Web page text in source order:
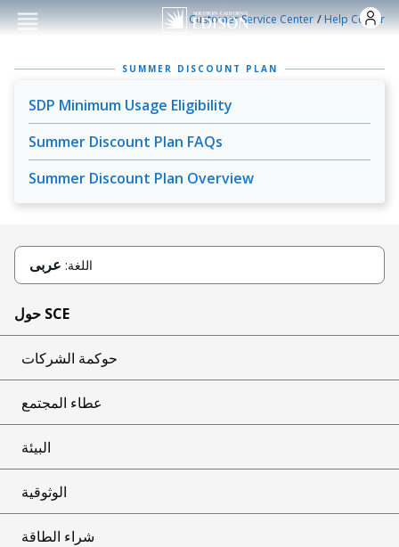
Skip to main content
Customer Service Center /Help Center
SUMMER DISCOUNT PLAN
SDP Minimum Usage Eligibility
Summer Discount Plan FAQs
Summer Discount Plan Overview
اللغة: عربى
حول SCE
حوكمة الشركات
عطاء المجتمع
البيئة
الوثوقية
شراء الطاقة